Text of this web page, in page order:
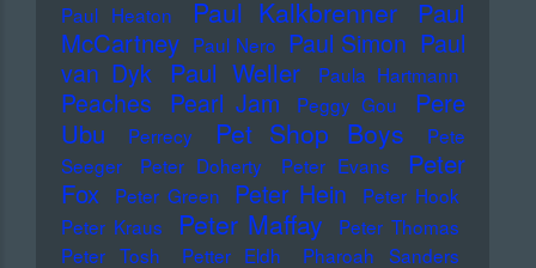
Paul Heaton Paul Kalkbrenner
Paul
McCartney Paul Nero Paul Simon Paul
van Dyk Paul Weller Paula Hartmann
Peaches Pearl Jam Peggy Gou
Pere
Ubu
Perrecy Pet Shop Boys
Pete
Seeger
Peter Doherty Peter Evans
Peter
Fox
Peter Green Peter Hein
Peter Hook
Peter Kraus
Peter Maffay
Peter Thomas
Peter Tosh
Petter Eldh Pharoah Sanders